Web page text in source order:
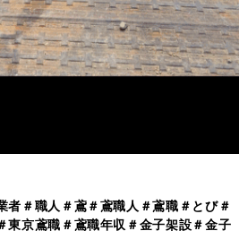
者＃職人＃鳶＃鳶職人＃鳶職＃とび＃
東京鳶職＃鳶職年収＃金子架設＃金子